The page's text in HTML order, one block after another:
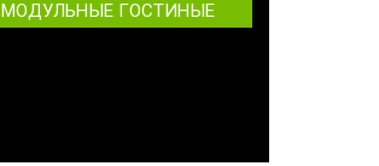
МОДУЛЬНЫЕ ГОСТИНЫЕ